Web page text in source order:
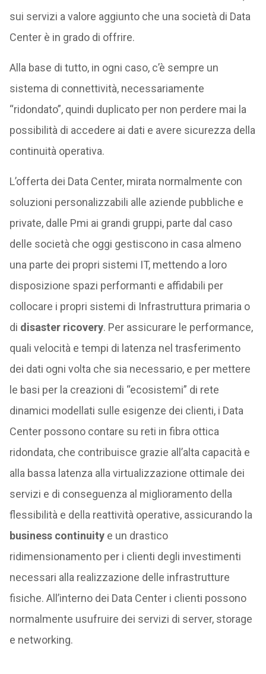
sui servizi a valore aggiunto che una società di Data
Center è in grado di offrire.
Alla base di tutto, in ogni caso, c’è sempre un
sistema di connettività, necessariamente
“ridondato”, quindi duplicato per non perdere mai la
possibilità di accedere ai dati e avere sicurezza della
continuità operativa.
L’offerta dei Data Center, mirata normalmente con
soluzioni personalizzabili alle aziende pubbliche e
private, dalle Pmi ai grandi gruppi, parte dal caso
delle società che oggi gestiscono in casa almeno
una parte dei propri sistemi IT, mettendo a loro
disposizione spazi performanti e affidabili per
collocare i propri sistemi di Infrastruttura primaria o
di disaster ricovery. Per assicurare le performance,
quali velocità e tempi di latenza nel trasferimento
dei dati ogni volta che sia necessario, e per mettere
le basi per la creazioni di “ecosistemi” di rete
dinamici modellati sulle esigenze dei clienti, i Data
Center possono contare su reti in fibra ottica
ridondata, che contribuisce grazie all’alta capacità e
alla bassa latenza alla virtualizzazione ottimale dei
servizi e di conseguenza al miglioramento della
flessibilità e della reattività operative, assicurando la
business continuitye un drastico
ridimensionamento per i clienti degli investimenti
necessari alla realizzazione delle infrastrutture
fisiche. All’interno dei Data Center i clienti possono
normalmente usufruire dei servizi di server, storage
e networking.